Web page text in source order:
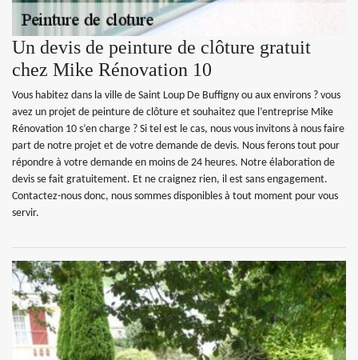
Un devis de peinture de clôture gratuit
chez Mike Rénovation 10
Vous habitez dans la ville de Saint Loup De Buffigny ou aux environs ? vous
avez un projet de peinture de clôture et souhaitez que l’entreprise Mike
Rénovation 10 s’en charge ? Si tel est le cas, nous vous invitons à nous faire
part de notre projet et de votre demande de devis. Nous ferons tout pour
répondre à votre demande en moins de 24 heures. Notre élaboration de
devis se fait gratuitement. Et ne craignez rien, il est sans engagement.
Contactez-nous donc, nous sommes disponibles à tout moment pour vous
servir.